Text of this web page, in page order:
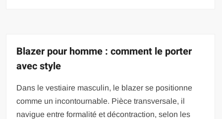
Blazer pour homme : comment le porter
avec style
Dans le vestiaire masculin, le blazer se positionne
comme un incontournable. Pièce transversale, il
navigue entre formalité et décontraction, selon les